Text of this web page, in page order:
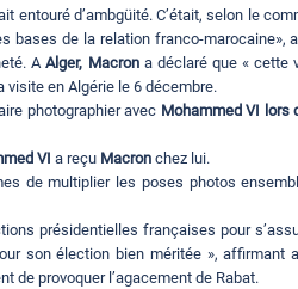
entouré d’ambgüité. C’était, selon le
bases de la relation franco-marocaine»,
AAlger, Macrona déclaré que « cette
visite en Algérie le 6 décembre.
photographier avec Mohammed VI lors
VI a reçu Macron chez lui.
de multiplier les poses photos
présidentielles françaises pour
son élection bien méritée », affirmant
de provoquer l’agacement de Rabat.